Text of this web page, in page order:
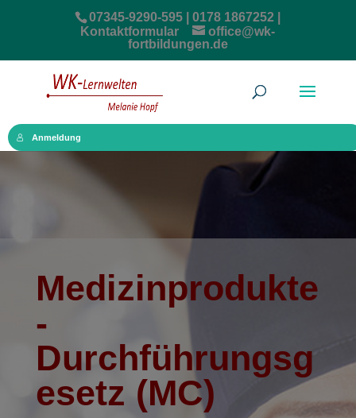
07345-9290-595 | 0178 1867252 |
Kontaktformular
office@wk-
fortbildungen.de
Anmeldung
Medizinprodukte
-
Durchführungsg
esetz (MC)